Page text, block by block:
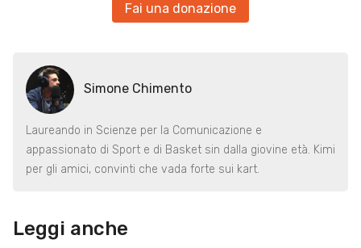
Fai una donazione
Simone Chimento
Laureando in Scienze per la Comunicazione e
appassionato di Sport e di Basket sin dalla giovine età. Kimi
per gli amici, convinti che vada forte sui kart.
Leggi anche